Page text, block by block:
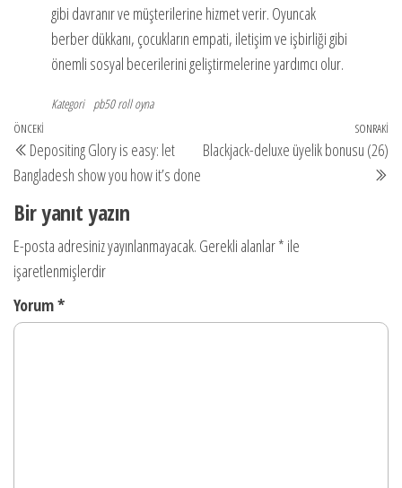
gibi davranır ve müşterilerine hizmet verir. Oyuncak
berber dükkanı, çocukların empati, iletişim ve işbirliği gibi
önemli sosyal becerilerini geliştirmelerine yardımcı olur.
Kategori pb50 roll oyna
Yazı
gezinmesi
Önceki
yazı
ÖNCEKI
Depositing Glory is easy: let
Bangladesh show you how it’s done
SONRAKI
Blackjack-deluxe üyelik bonusu (26)
Bir yanıt yazın
E-posta adresiniz yayınlanmayacak. Gerekli alanlar* ile
işaretlenmişlerdir
Yorum*